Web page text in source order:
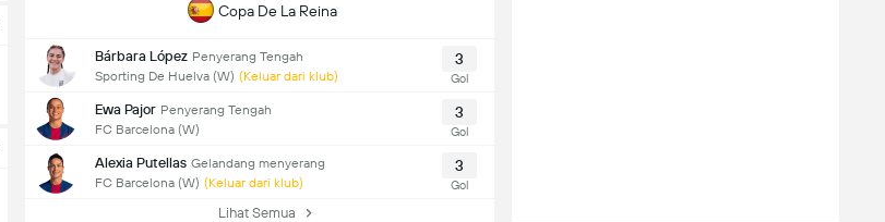
Copa De La Reina
Bárbara López Penyerang Tengah
Sporting De Huelva (W) (Keluar dari klub)
3
Gol
Ewa Pajor Penyerang Tengah
FC Barcelona (W)
3
Gol
Alexia Putellas Gelandang menyerang
FC Barcelona (W) (Keluar dari klub)
3
Gol
Lihat Semua